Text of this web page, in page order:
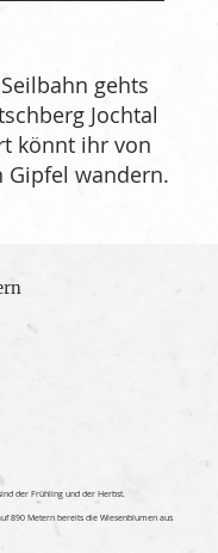
gehts
Jochtal
könnt ihr von
Gipfel wandern.
der Frühling und der Herbst.
890 Metern bereits die Wiesenblumen aus